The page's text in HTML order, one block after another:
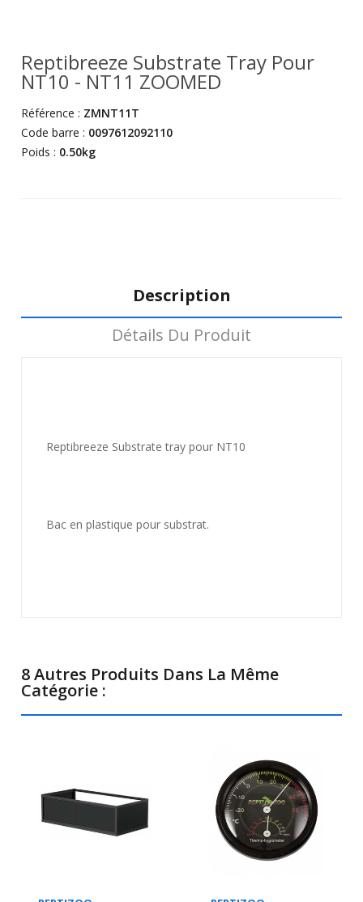
Reptibreeze Substrate Tray Pour
NT10 - NT11 ZOOMED
Référence : ZMNT11T
Code barre : 0097612092110
Poids : 0.50kg
Description
Détails Du Produit
Reptibreeze Substrate tray pour NT10
Bac en plastique pour substrat.
8 Autres Produits Dans La Même
Catégorie :